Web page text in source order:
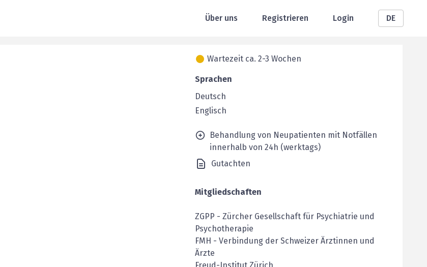
Über uns Registrieren Login DE
Wartezeit ca. 2-3 Wochen
Sprachen
Deutsch
Englisch
Behandlung von Neupatienten mit Notfällen
innerhalb von 24h (werktags)
Gutachten
Mitgliedschaften
ZGPP - Zürcher Gesellschaft für Psychiatrie und
Psychotherapie
FMH - Verbindung der Schweizer Ärztinnen und
Ärzte